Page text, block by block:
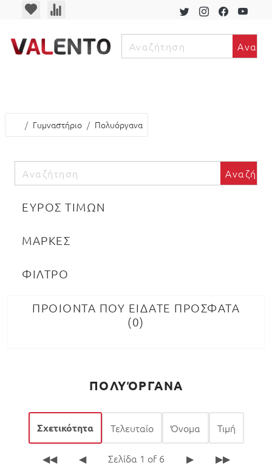
Γυμναστήριο Πολυόργανα
ΕΥΡΟΣ ΤΙΜΩΝ
ΜΑΡΚΕΣ
ΦΙΛΤΡΟ
ΠΡΟΙΟΝΤΑ ΠΟΥ ΕΙΔΑΤΕ ΠΡΟΣΦΑΤΑ
0
ΠΟΛΥΌΡΓΑΝΑ
Σχετικότητα Τελευταίο Όνομα Τιμή
◀◀ ◀ Σελίδα 1 of 6 ▶ ▶▶